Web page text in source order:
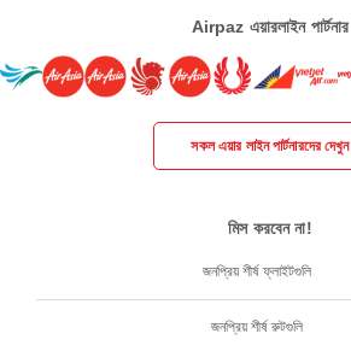
Airpaz এয়ারলাইন পার্টনার
সকল এয়ার লাইন পার্টনারদের দেখুন
মিস করবেন না!
জনপ্রিয় শীর্ষ ফ্লাইটগুলি
জনপ্রিয় শীর্ষ রুটগুলি